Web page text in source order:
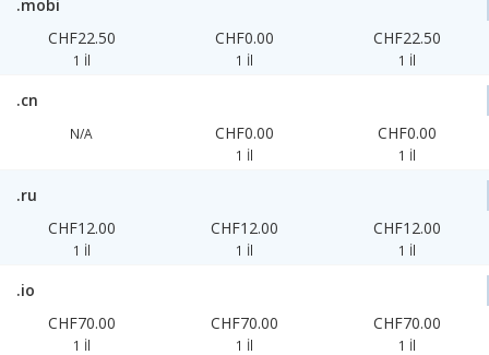
.mobi
CHF22.50
1 İl
CHF0.00
1 İl
CHF22.50
1 İl
.cn
N/A CHF0.00
1 İl
CHF0.00
1 İl
.ru
CHF12.00
1 İl
CHF12.00
1 İl
CHF12.00
1 İl
.io
CHF70.00
1 İl
CHF70.00
1 İl
CHF70.00
1 İl